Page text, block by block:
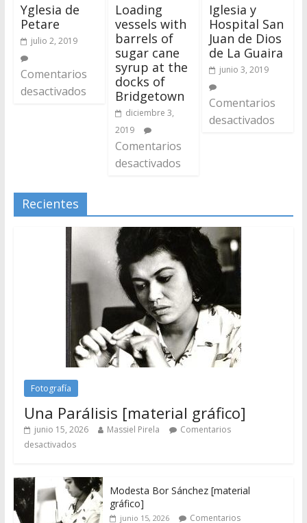
Yglesia de
Petare
julio 2, 2019
Comentarios
desactivados
Loading
vessels with
barrels of
sugar cane
syrup at the
docks of
Bridgetown
diciembre 3,
2019
Comentarios
desactivados
Iglesia y
Hospital San
Juan de Dios
de La Guaira
junio 3, 2019
Comentarios
desactivados
Recientes
Fotografía
Una Parálisis [material gráfico]
junio 15, 2026 Massiel Pirela
Comentarios
desactivados
Modesta Bor Sánchez [material
gráfico]
junio 15, 2026 Comentarios